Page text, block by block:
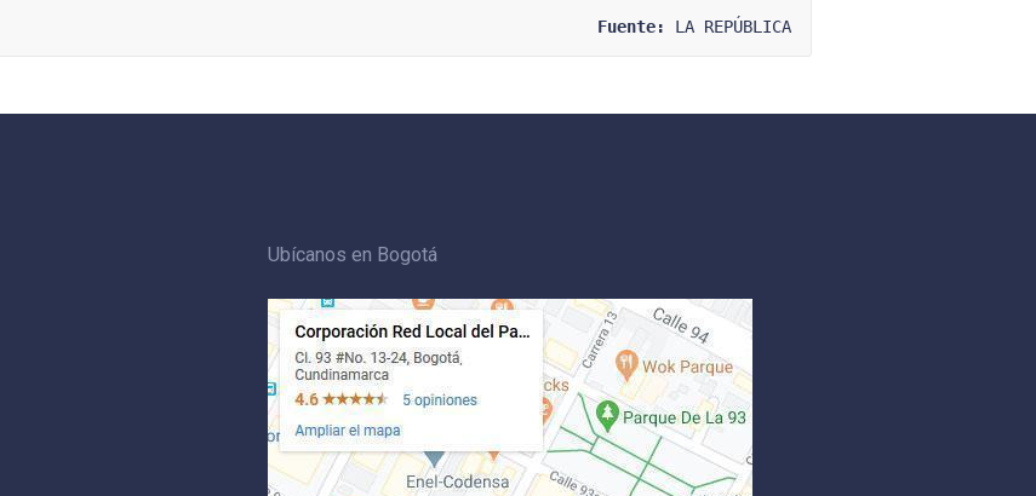
Fuente: LA REPÚBLICA
Ubícanos en Bogotá